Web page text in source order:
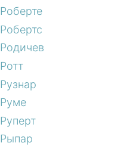
Роберте
Робертс
Родичев
Ротт
Рузнар
Руме
Руперт
Рыпар